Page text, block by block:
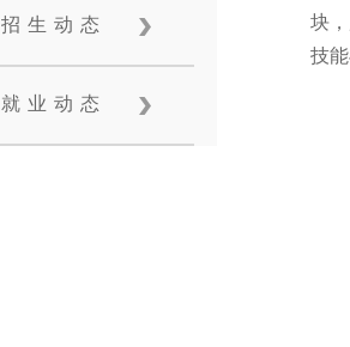
招生动态
就业动态
块
技